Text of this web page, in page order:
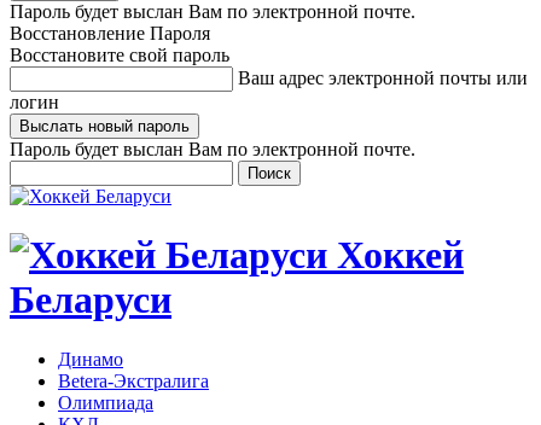
Пароль будет выслан Вам по электронной почте.
Восстановление Пароля
Восстановите свой пароль
Ваш адрес электронной почты или
логин
Пароль будет выслан Вам по электронной почте.
Хоккей
Беларуси
Динамо
Betera-Экстралига
Олимпиада